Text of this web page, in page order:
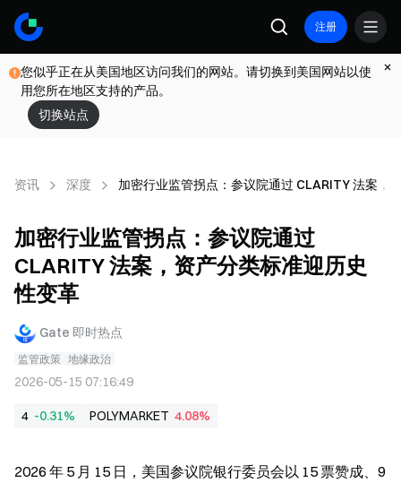
注册
您似乎正在从美国地区访问我们的网站。请切换到美国网站以使
用您所在地区支持的产品。
切换站点
资讯 深度 加密行业监管拐点：参议院通过 CLARITY 法案，
加密行业监管拐点：参议院通过
CLARITY 法案，资产分类标准迎历史
性变革
Gate 即时热点
监管政策 地缘政治
2026-05-15 07:16:49
4 -0.31% POLYMARKET 4.08%
2026 年 5 月 15 日，美国参议院银行委员会以 15 票赞成、9